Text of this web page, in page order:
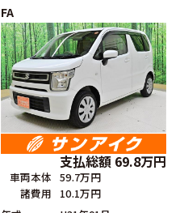
FA
支払総額 69.8万円
車両本体 59.7万円
諸費用
10.1万円